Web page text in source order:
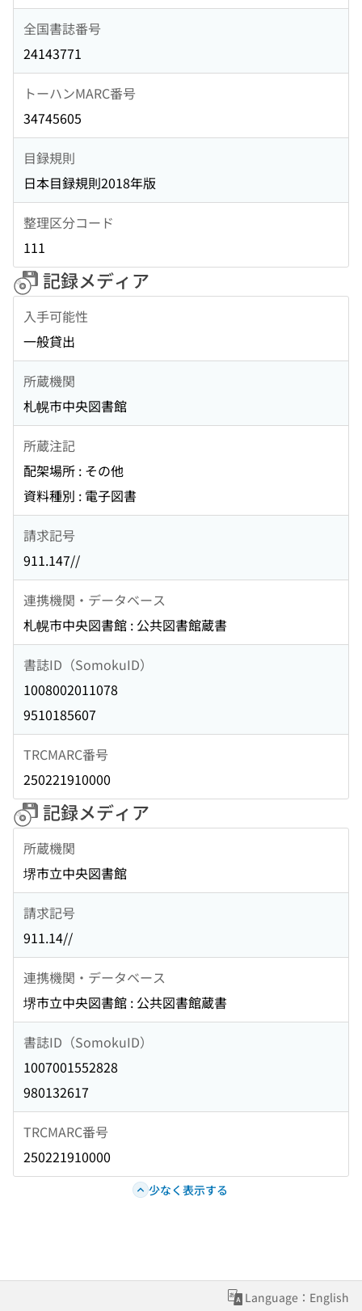
全国書誌番号
24143771
トーハンMARC番号
34745605
目録規則
日本目録規則2018年版
整理区分コード
111
記録メディア
入手可能性
一般貸出
所蔵機関
札幌市中央図書館
所蔵注記
配架場所 : その他
資料種別 : 電子図書
請求記号
911.147//
連携機関・データベース
札幌市中央図書館 : 公共図書館蔵書
書誌ID（SomokuID）
1008002011078
9510185607
TRCMARC番号
250221910000
記録メディア
所蔵機関
堺市立中央図書館
請求記号
911.14//
連携機関・データベース
堺市立中央図書館 : 公共図書館蔵書
書誌ID（SomokuID）
1007001552828
980132617
TRCMARC番号
250221910000
少なく表示する
Language：English